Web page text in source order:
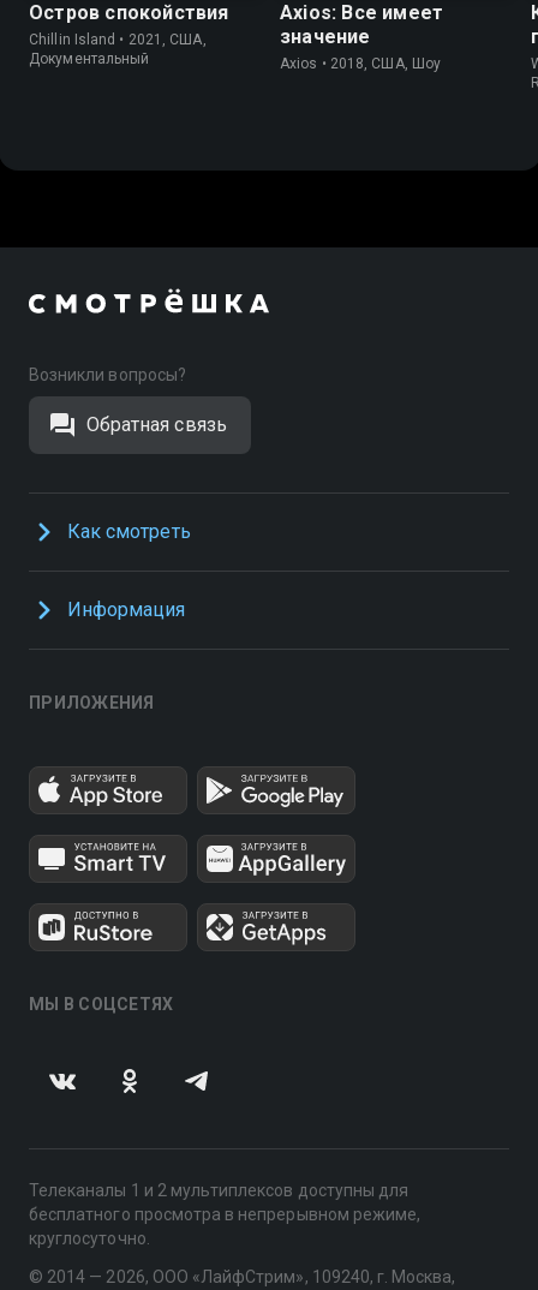
Остров спокойствия
Chillin Island • 2021, США,
Документальный
Axios: Все имеет
значение
Axios • 2018, США, Шоу
Возникли вопросы?
Обратная связь
Как смотреть
Информация
ПРИЛОЖЕНИЯ
МЫ В СОЦСЕТЯХ
Телеканалы 1 и 2 мультиплексов доступны для
бесплатного просмотра в непрерывном режиме,
круглосуточно.
© 2014 — 2026, ООО «ЛайфСтрим», 109240, г. Москва,